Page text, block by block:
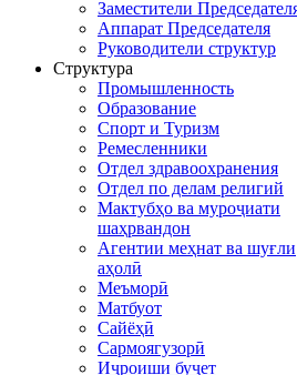
Заместители
Аппарат Председателя
Руководители структур
Структура
Промышленность
Образование
Спорт и Туризм
Ремесленники
Отдел здравоохранения
Отдел по делам религий
Мактубҳо ва муроҷиати
шаҳрвандон
Агентии меҳнат ва шуғли
аҳолӣ
Меъморӣ
Матбуот
Сайёҳӣ
Сармоягузорӣ
Иҷроиши буҷет